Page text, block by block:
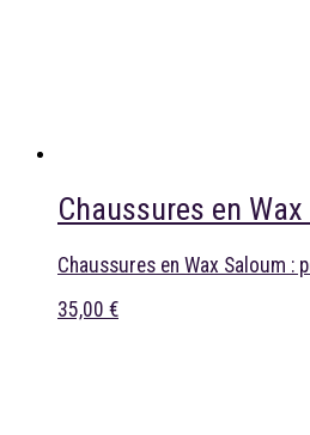
Chaussures en
Chaussures en Wax Saloum :
35,00 €